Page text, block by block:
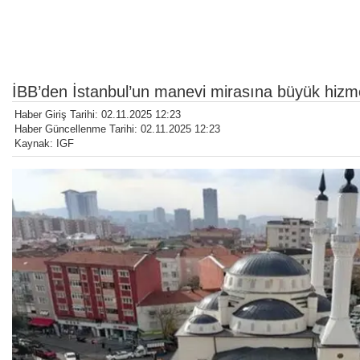
İBB’den İstanbul’un manevi mirasına büyük
Haber Giriş Tarihi: 02.11.2025 12:23
Haber Güncellenme Tarihi: 02.11.2025 12:23
Kaynak: IGF